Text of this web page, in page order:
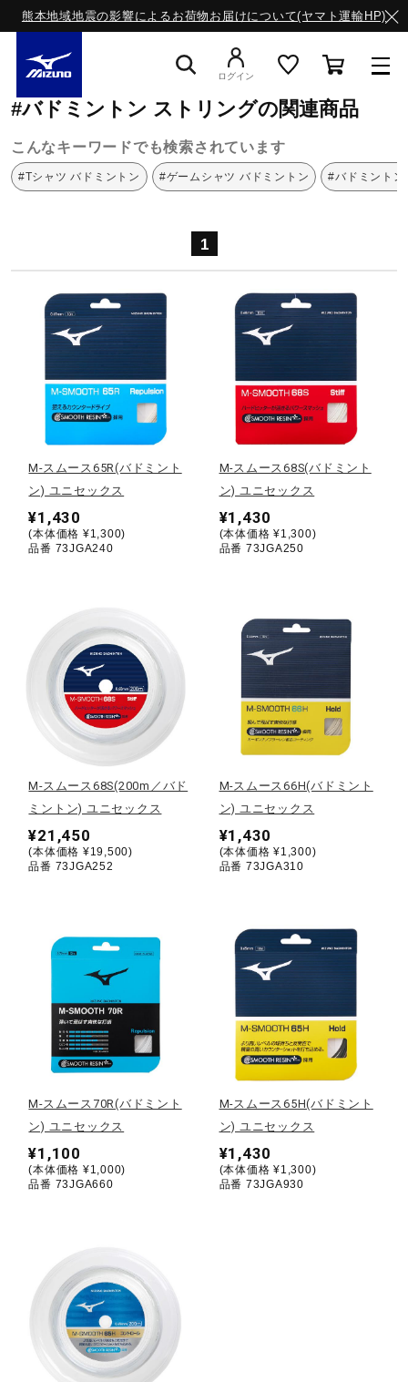
熊本地域地震の影響によるお荷物お届けについて(ヤマト運輸HP)
ライフスタイルウエア
サッカー／フットサル
トレーニング
野球
ゴルフ
バレーボール
テニス／ソフトテニス
バドミントン
陸上競技
ソフトボール
柔道
ウィンタースポーツ
ワーキング
ウォーキングシューズ
ライフスタイルグッズ
ログイン
ミズノ公式オンライン ストリング
#バドミントン ストリングの関連商品
こんなキーワードでも検索されています
#Tシャツ バドミントン #ゲームシャツ バドミントン #バドミントン
1
M-スムース65R(バドミント
ン) ユニセックス
¥1,430
(本体価格 ¥1,300)
品番 73JGA240
M-スムース68S(バドミント
ン) ユニセックス
¥1,430
(本体価格 ¥1,300)
品番 73JGA250
M-スムース68S(200m／バド
ミントン) ユニセックス
¥21,450
(本体価格 ¥19,500)
品番 73JGA252
M-スムース66H(バドミント
ン) ユニセックス
¥1,430
(本体価格 ¥1,300)
品番 73JGA310
M-スムース70R(バドミント
ン) ユニセックス
¥1,100
(本体価格 ¥1,000)
品番 73JGA660
M-スムース65H(バドミント
ン) ユニセックス
¥1,430
(本体価格 ¥1,300)
品番 73JGA930